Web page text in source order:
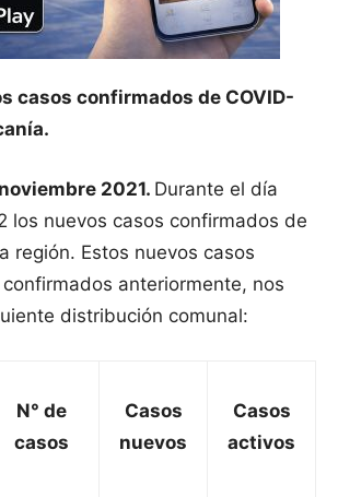
casos confirmados de COVID-
2021. Durante el día
los nuevos casos confirmados de
región. Estos nuevos casos
anteriormente, nos
distribución comunal:
N° de
casos
Casos
nuevos
Casos
activos